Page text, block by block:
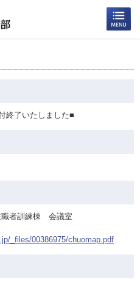
終了いたしました■
者訓練棟 会議室
_files/00386975/chuomap.pdf